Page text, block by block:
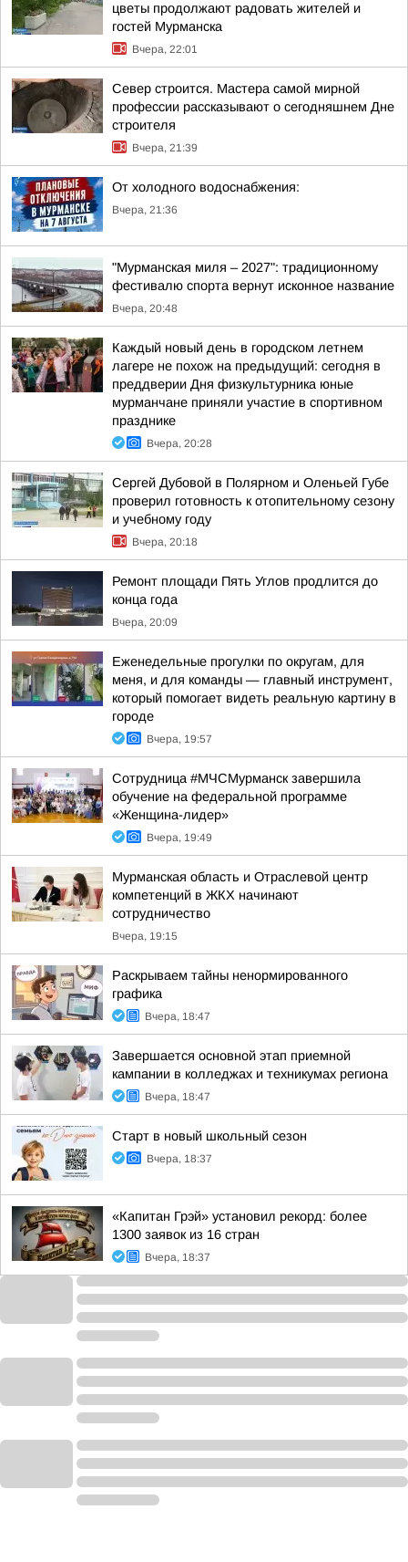
цветы продолжают радовать жителей и
гостей Мурманска
Вчера, 22:01
Север строится. Мастера самой мирной
профессии рассказывают о сегодняшнем Дне
строителя
Вчера, 21:39
От холодного водоснабжения:
Вчера, 21:36
"Мурманская миля – 2027": традиционному
фестивалю спорта вернут исконное название
Вчера, 20:48
Каждый новый день в городском летнем
лагере не похож на предыдущий: сегодня в
преддверии Дня физкультурника юные
мурманчане приняли участие в спортивном
празднике
Вчера, 20:28
Сергей Дубовой в Полярном и Оленьей Губе
проверил готовность к отопительному сезону
и учебному году
Вчера, 20:18
Ремонт площади Пять Углов продлится до
конца года
Вчера, 20:09
Еженедельные прогулки по округам, для
меня, и для команды — главный инструмент,
который помогает видеть реальную картину в
городе
Вчера, 19:57
Сотрудница #МЧСМурманск завершила
обучение на федеральной программе
«Женщина-лидер»
Вчера, 19:49
Мурманская область и Отраслевой центр
компетенций в ЖКХ начинают
сотрудничество
Вчера, 19:15
Раскрываем тайны ненормированного
графика
Вчера, 18:47
Завершается основной этап приемной
кампании в колледжах и техникумах региона
Вчера, 18:47
Старт в новый школьный сезон
Вчера, 18:37
«Капитан Грэй» установил рекорд: более
1300 заявок из 16 стран
Вчера, 18:37